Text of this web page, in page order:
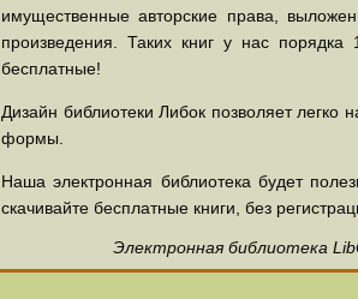
имущественные авторские права,
произведения. Таких книг у нас
бесплатные!
Дизайн библиотеки Либок позволяет
формы.
Наша электронная библиотека будет
скачивайте бесплатные книги, без
Электронная библиотека